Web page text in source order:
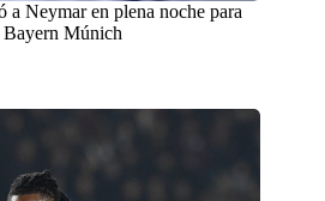
a Neymar en plena noche para
Bayern Múnich